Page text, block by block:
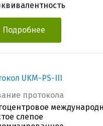
Подробнее
UKM-PS-III
протокола
слепое